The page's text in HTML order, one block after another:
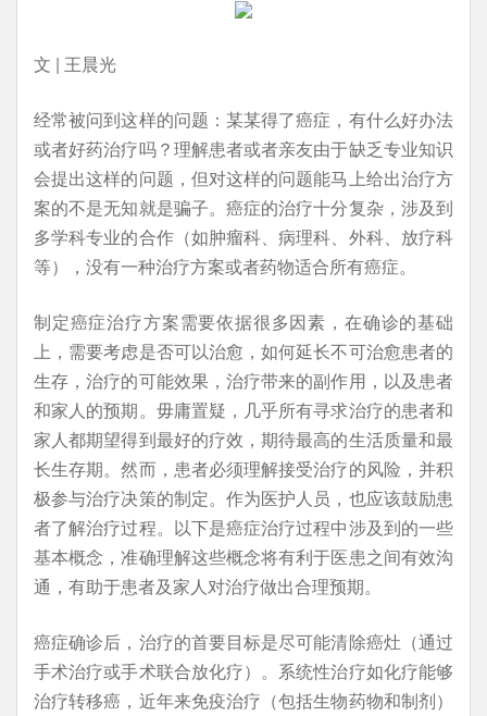
文 | 王晨光
经常被问到这样的问题：某某得了癌症，有什么好办法
或者好药治疗吗？理解患者或者亲友由于缺乏专业知识
会提出这样的问题，但对这样的问题能马上给出治疗方
案的不是无知就是骗子。癌症的治疗十分复杂，涉及到
多学科专业的合作（如肿瘤科、病理科、外科、放疗科
等），没有一种治疗方案或者药物适合所有癌症。
制定癌症治疗方案需要依据很多因素，在确诊的基础
上，需要考虑是否可以治愈，如何延长不可治愈患者的
生存，治疗的可能效果，治疗带来的副作用，以及患者
和家人的预期。毋庸置疑，几乎所有寻求治疗的患者和
家人都期望得到最好的疗效，期待最高的生活质量和最
长生存期。然而，患者必须理解接受治疗的风险，并积
极参与治疗决策的制定。作为医护人员，也应该鼓励患
者了解治疗过程。以下是癌症治疗过程中涉及到的一些
基本概念，准确理解这些概念将有利于医患之间有效沟
通，有助于患者及家人对治疗做出合理预期。
癌症确诊后，治疗的首要目标是尽可能清除癌灶（通过
手术治疗或手术联合放化疗）。系统性治疗如化疗能够
治疗转移癌，近年来免疫治疗（包括生物药物和制剂）